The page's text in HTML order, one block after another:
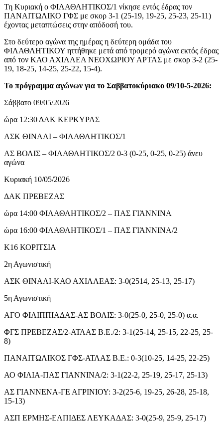
Τη Κυριακή ο ΦΙΛΑΘΛΗΤΙΚΟΣ/1 νίκησε εντός έδρας τον
ΠΑΝΑΙΤΩΛΙΚΟ ΓΦΣ με σκορ 3-1 (25-19, 19-25, 25-23, 25-11)
έχοντας μεταπτώσεις στην απόδοσή του.
Στο δεύτερο αγώνα της ημέρας η δεύτερη ομάδα του
ΦΙΛΑΘΛΗΤΙΚΟΥ ηττήθηκε μετά από τρομερό αγώνα εκτός έδρας
από τον ΚΑΟ ΑΧΙΛΛΕΑ ΝΕΟΧΩΡΙΟΥ ΑΡΤΑΣ με σκορ 3-2 (25-
19, 18-25, 14-25, 25-22, 15-4).
Το πρόγραμμα αγώνων για το Σαββατοκύριακο 09/10-5-2026:
Σάββατο 09/05/2026
ώρα 12:30 ΔΑΚ ΚΕΡΚΥΡΑΣ
ΑΣΚ ΘΙΝΑΛΙ – ΦΙΛΑΘΛΗΤΙΚΟΣ/1
ΑΣ ΒΟΛΙΣ – ΦΙΛΑΘΛΗΤΙΚΟΣ/2 0-3 (0-25, 0-25, 0-25) άνευ
αγώνα
Κυριακή 10/05/2026
ΔΑΚ ΠΡΕΒΕΖΑΣ
ώρα 14:00 ΦΙΛΑΘΛΗΤΙΚΟΣ/2 – ΠΑΣ ΓΙΆΝΝΙΝΑ
ώρα 16:00 ΦΙΛΑΘΛΗΤΙΚΟΣ/1 – ΠΑΣ ΓΙΆΝΝΙΝΑ/2
Κ16 ΚΟΡΙΤΣΙΑ
2η Αγωνιστική
ΑΣΚ ΘΙΝΑΛΙ-ΚΑΟ ΑΧΙΛΛΕΑΣ: 3-0(2514, 25-13, 25-17)
5η Αγωνιστική
ΑΓΟ ΦΙΛΙΠΠΙΑΔΑΣ-ΑΣ ΒΟΛΙΣ: 3-0(25-0, 25-0, 25-0) α.α.
ΦΓΣ ΠΡΕΒΕΖΑΣ/2-ΑΤΛΑΣ Β.Ε./2: 3-1(25-14, 25-15, 22-25, 25-
8)
ΠΑΝΑΙΤΩΛΙΚΟΣ ΓΦΣ-ΑΤΛΑΣ Β.Ε.: 0-3(10-25, 14-25, 22-25)
ΑΟ ΦΙΛΙΑ-ΠΑΣ ΓΙΑΝΝΙΝΑ/2: 3-1(22-2, 25-19, 25-17, 25-13)
ΑΣ ΓΙΑΝΝΕΝΑ-ΓΕ ΑΓΡΙΝΙΟΥ: 3-2(25-6, 19-25, 26-28, 25-18,
15-13)
ΑΣΠ ΕΡΜΗΣ-ΕΛΠΙΔΕΣ ΛΕΥΚΑΔΑΣ: 3-0(25-9, 25-9, 25-17)